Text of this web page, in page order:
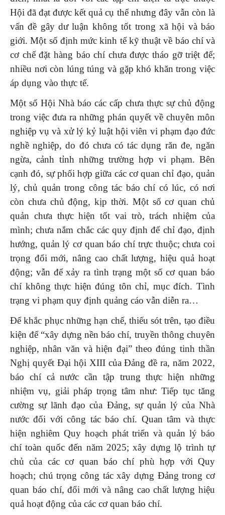
Hội đã đạt được kết quả cụ thể nhưng đây vẫn còn là
vấn đề gây dư luận không tốt trong xã hội và báo
giới. Một số định mức kinh tế kỹ thuật về báo chí và
cơ chế đặt hàng báo chí chưa được tháo gỡ triệt để;
nhiều nơi còn lúng túng và gặp khó khăn trong việc
áp dụng vào thực tế.
Một số Hội Nhà báo các cấp chưa thực sự chủ động
trong việc đưa ra những phán quyết về chuyên môn
nghiệp vụ và xử lý kỷ luật hội viên vi phạm đạo đức
nghề nghiệp, do đó chưa có tác dụng răn đe, ngăn
ngừa, cảnh tỉnh những trường hợp vi phạm. Bên
cạnh đó, sự phối hợp giữa các cơ quan chỉ đạo, quản
lý, chủ quản trong công tác báo chí có lúc, có nơi
còn chưa chủ động, kịp thời. Một số cơ quan chủ
quản chưa thực hiện tốt vai trò, trách nhiệm của
mình; chưa nắm chắc các quy định để chỉ đạo, định
hướng, quản lý cơ quan báo chí trực thuộc; chưa coi
trọng đổi mới, nâng cao chất lượng, hiệu quả hoạt
động; vẫn để xảy ra tình trạng một số cơ quan báo
chí không thực hiện đúng tôn chỉ, mục đích. Tình
trạng vi phạm quy định quảng cáo vẫn diễn ra…
Để khắc phục những hạn chế, thiếu sót trên, tạo điều
kiện để “xây dựng nền báo chí, truyền thông chuyên
nghiệp, nhân văn và hiện đại” theo đúng tinh thần
Nghị quyết Đại hội XIII của Đảng đề ra, năm 2022,
báo chí cả nước cần tập trung thực hiện những
nhiệm vụ, giải pháp trọng tâm như: Tiếp tục tăng
cường sự lãnh đạo của Đảng, sự quản lý của Nhà
nước đối với công tác báo chí. Quan tâm và thực
hiện nghiêm Quy hoạch phát triển và quản lý báo
chí toàn quốc đến năm 2025; xây dựng lộ trình tự
chủ của các cơ quan báo chí phù hợp với Quy
hoạch; chú trọng công tác xây dựng Đảng trong cơ
quan báo chí, đổi mới và nâng cao chất lượng hiệu
quả hoạt động của các cơ quan báo chí.